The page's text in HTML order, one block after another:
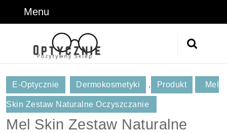
Menu
E-Optycznie Dermokosmetyki , Produkt Mel
Skin Zestaw Naturalne Oczyszczanie
Mel Skin Zestaw Naturalne